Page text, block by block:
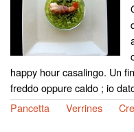
happy hour casalingo. Un
freddo oppure caldo ; io
Pancetta
Verrines